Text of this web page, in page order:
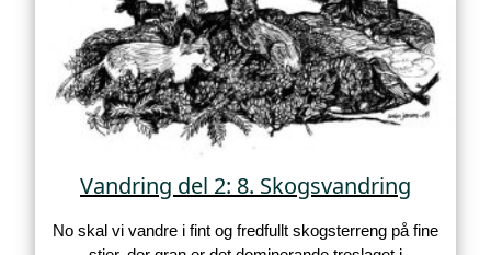
Vandring del 2: 8. Skogsvandring
No skal vi vandre i fint og fredfullt skogsterreng på fine